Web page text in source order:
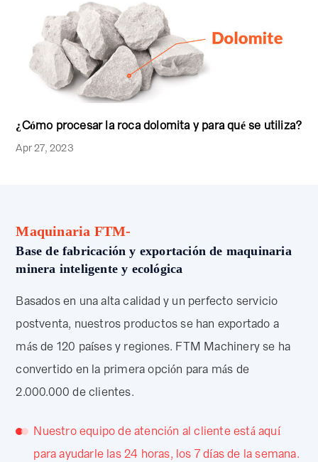
¿Cómo procesar la roca dolomita y para qué se utiliza?
Apr 27, 2023
Maquinaria FTM-
Base de fabricación y exportación de maquinaria
minera inteligente y ecológica
Basados en una alta calidad y un perfecto servicio
postventa, nuestros productos se han exportado a
más de 120 países y regiones. FTM Machinery se ha
convertido en la primera opción para más de
2.000.000 de clientes.
Nuestro equipo de atención al cliente está aquí
para ayudarle las 24 horas, los 7 días de la semana.